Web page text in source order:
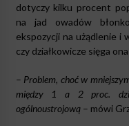
dotyczy kilku procent
na jad owadów
ekspozycji na użądlenie i
czy działkowicze sięga
– Problem, choć w
między 1 a 2 proc.
ogólnoustrojową– mówi